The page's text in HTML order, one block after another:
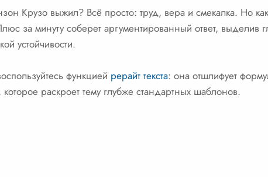
Крузо выжил? Всё просто: труд, вера и смекалка. Но
за минуту соберет аргументированный ответ, выделив
устойчивости.
функцией рерайт текста: она отшлифует
раскроет тему глубже стандартных шаблонов.